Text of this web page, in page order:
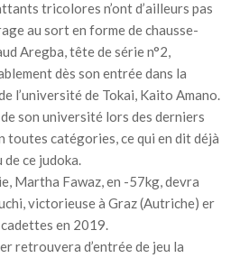
tricolores n’ont d’ailleurs pas
au sort en forme de chausse-
Aregba, tête de série n°2,
dès son entrée dans la
l’université de Tokai, Kaito Amano.
son université lors des derniers
toutes catégories, ce qui en dit déjà
de ce judoka.
Martha Fawaz, en -57kg, devra
victorieuse à Graz (Autriche) er
en 2019.
retrouvera d’entrée de jeu la